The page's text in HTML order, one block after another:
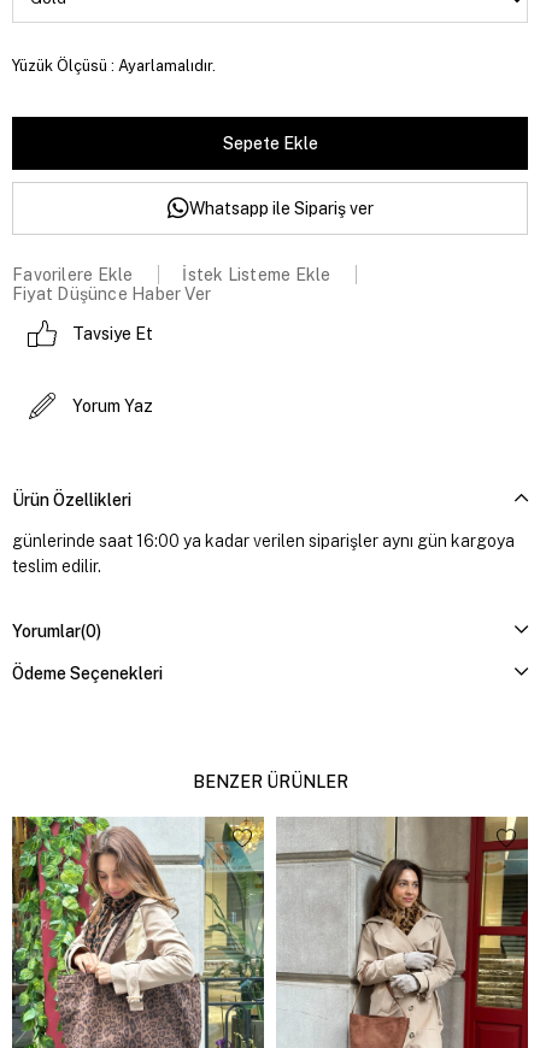
Yüzük Ölçüsü : Ayarlamalıdır.
Whatsapp ile Sipariş ver
Favorilere Ekle
İstek Listeme Ekle
Fiyat Düşünce Haber Ver
Tavsiye Et
Yorum Yaz
Ürün Özellikleri
günlerinde saat 16:00 ya kadar verilen siparişler aynı gün kargoya
teslim edilir.
Yorumlar(0)
Ödeme Seçenekleri
BENZER ÜRÜNLER